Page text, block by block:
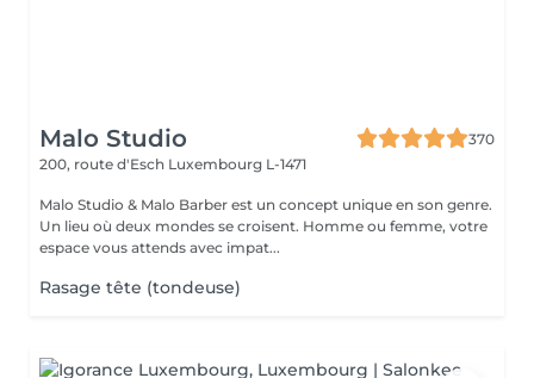
Malo Studio
370
200, route d'Esch Luxembourg L-1471
Malo Studio & Malo Barber est un concept unique en son genre.
Un lieu où deux mondes se croisent. Homme ou femme, votre
espace vous attends avec impat...
Rasage tête (tondeuse)